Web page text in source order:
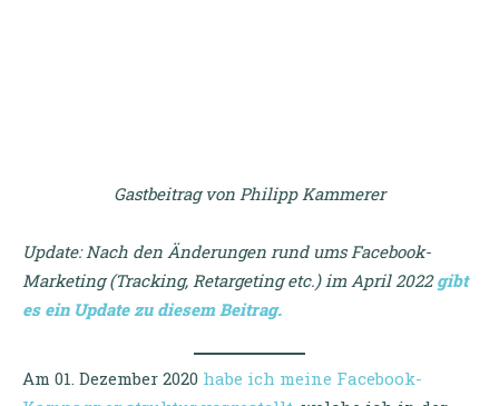
Gastbeitrag von Philipp Kammerer
Update: Nach den Änderungen rund ums Facebook-
Marketing (Tracking, Retargeting etc.) im April 2022gibt
es ein Update zu diesem Beitrag.
Am 01. Dezember 2020 habe ich meine Facebook-